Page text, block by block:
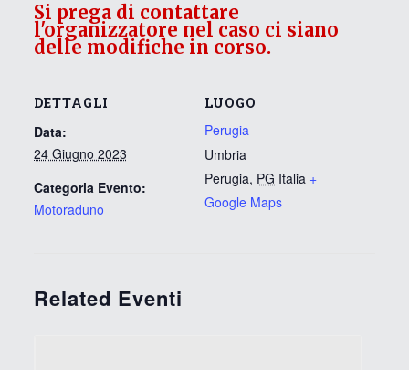
DETTAGLI
Data:
24 Giugno 2023
Categoria Evento:
Motoraduno
LUOGO
Perugia
Umbria
Perugia, PG Italia +
Google Maps
Related Eventi
Si prega di contattare
l'organizzatore nel caso ci siano
delle modifiche in corso.